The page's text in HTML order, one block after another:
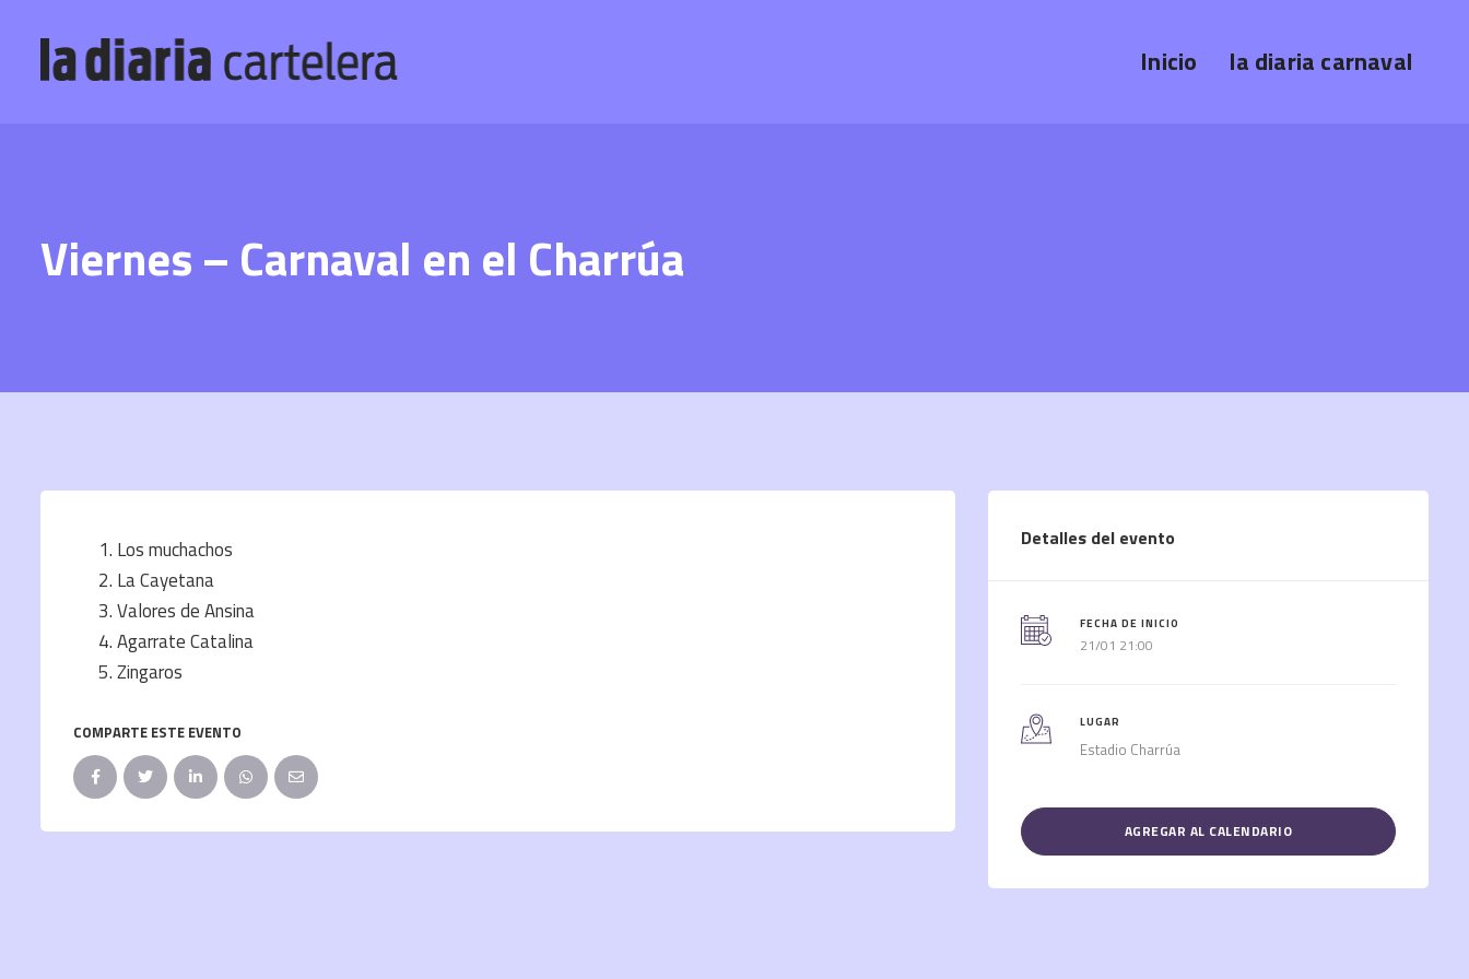
Inicio la diaria carnaval
Viernes – Carnaval en el Charrúa
Los muchachos
La Cayetana
Valores de Ansina
Agarrate Catalina
Zingaros
COMPARTE ESTE EVENTO
Detalles del evento
FECHA DE INICIO
21/01 21:00
LUGAR
Estadio Charrúa
AGREGAR AL CALENDARIO